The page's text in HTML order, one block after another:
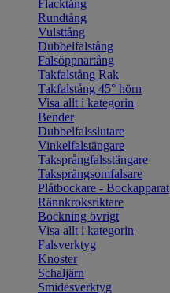
Flacktång
Rundtång
Vulsttång
Dubbelfalstång
Falsöppnartång
Takfalstång Rak
Takfalstång 45° hörn
Visa allt i kategorin
Bender
Dubbelfalsslutare
Vinkelfalstängare
Taksprångfalsstängare
Taksprångsomfalsare
Plåtbockare - Bockapparat
Rännkroksriktare
Bockning övrigt
Visa allt i kategorin
Falsverktyg
Knoster
Schaljärn
Smidesverktyg